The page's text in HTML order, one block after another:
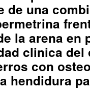
de una
la arena en
clinica del
con
hendidura